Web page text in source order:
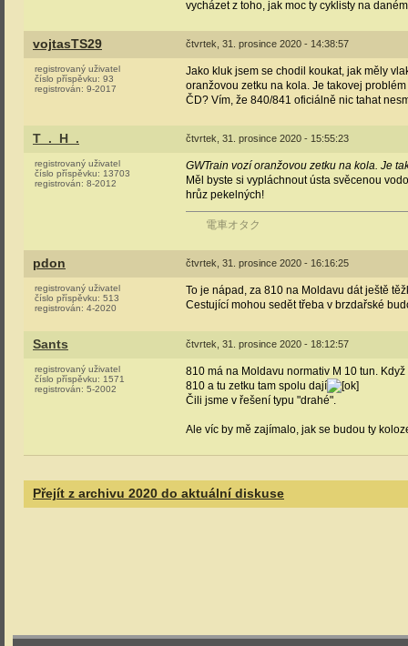
vycházet z toho, jak moc ty cyklisty na
vojtasTS29 čtvrtek, 31. prosince 2020 - 14:38:57
registrovaný uživatel
číslo příspěvku: 93
registrován: 9-2017
Jako kluk jsem se chodil koukat, jak měly
oranžovou zetku na kola. Je takovej
ČD? Vím, že 840/841 oficiálně nic tahat
T_._H_. čtvrtek, 31. prosince 2020 - 15:55:23
registrovaný uživatel
číslo příspěvku: 13703
registrován: 8-2012
GWTrain vozí oranžovou zetku na kola. Je
Měl byste si vypláchnout ústa svěcenou
hrůz pekelných!
電車オタク
pdon čtvrtek, 31. prosince 2020 - 16:16:25
registrovaný uživatel
číslo příspěvku: 513
registrován: 4-2020
To je nápad, za 810 na Moldavu dát ještě
Cestující mohou sedět třeba v brzdařské
Sants čtvrtek, 31. prosince 2020 - 18:12:57
registrovaný uživatel
číslo příspěvku: 1571
registrován: 5-2002
810 má na Moldavu normativ M 10 tun.
810 a tu zetku tam spolu dají
Čili jsme v řešení typu "drahé".
Ale víc by mě zajímalo, jak se budou ty
Přejít z archivu 2020 do aktuální diskuse